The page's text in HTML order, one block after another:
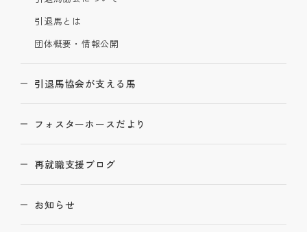
引退馬とは
団体概要・情報公開
引退馬協会が支える馬
フォスターホースだより
再就職支援ブログ
お知らせ